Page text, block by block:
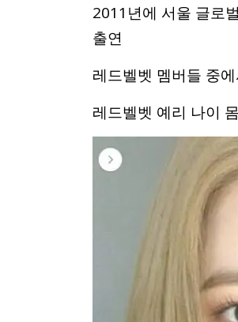
2011년에 서울 글로
출연
레드벨벳 멤버들 중
레드벨벳 예리 나이